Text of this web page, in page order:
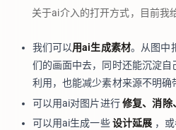
关于ai介入的打开方式，目前我
我们可以用ai生成素材。从图中
们的画面中去，同时还能沉淀
利用，也能减少素材来源不明确
可以用ai对图片进行修复、消除
可以用ai生成一些设计延展 ，